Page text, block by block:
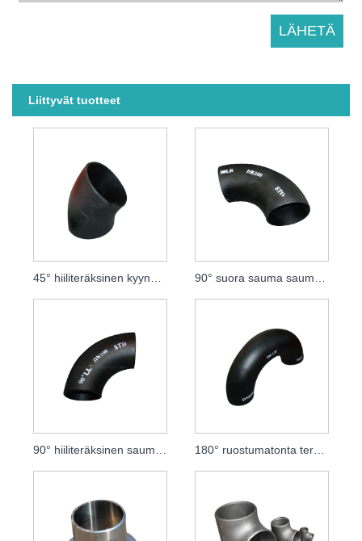
Liittyvät tuotteet